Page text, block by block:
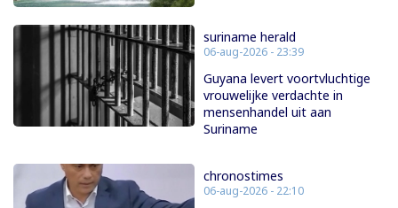
suriname herald
06-aug-2026 - 23:39
Guyana levert voortvluchtige
vrouwelijke verdachte in
mensenhandel uit aan
Suriname
chronostimes
06-aug-2026 - 22:10